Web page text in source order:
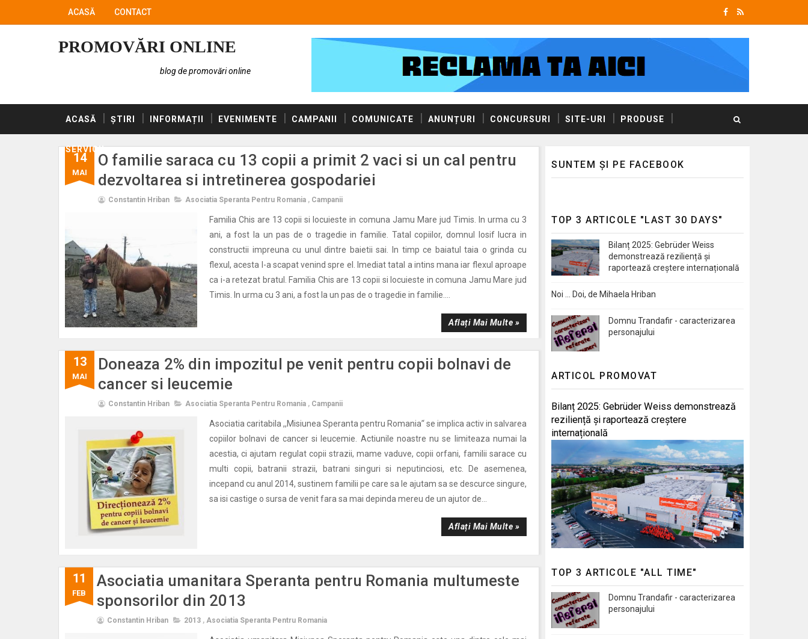
ACASĂ CONTACT
PROMOVĂRI ONLINE
blog de promovări online
ACASĂ ȘTIRI INFORMAȚII EVENIMENTE CAMPANII COMUNICATE ANUNȚURI CONCURSURI SITE-URI PRODUSE
SERVICII
14
MAI
O familie saraca cu 13 copii a primit 2 vaci si un cal pentru
dezvoltarea si intretinerea gospodariei
Constantin Hriban Asociatia Speranta Pentru Romania , Campanii
Familia Chis are 13 copii si locuieste in comuna Jamu Mare jud Timis. In urma cu 3
ani, a fost la un pas de o tragedie in familie. Tatal copiilor, domnul Iosif lucra in
constructii impreuna cu unul dintre baietii sai. In timp ce baiatul taia o grinda cu
flexul, acesta l-a scapat venind spre el. Imediat tatal a intins mana iar flexul aproape
ca i-a retezat bratul. Familia Chis are 13 copii si locuieste in comuna Jamu Mare jud
Timis. In urma cu 3 ani, a fost la un pas de o tragedie in familie....
Aflați Mai Multe »
13
MAI
Doneaza 2% din impozitul pe venit pentru copii bolnavi de
cancer si leucemie
Constantin Hriban Asociatia Speranta Pentru Romania , Campanii
Asociatia caritabila ,,Misiunea Speranta pentru Romania’‘ se implica activ in salvarea
copiilor bolnavi de cancer si leucemie. Actiunile noastre nu se limiteaza numai la
acestia, ci ajutam regulat copii strazii, mame vaduve, copii orfani, familii sarace cu
multi copii, batranii strazii, batrani singuri si neputinciosi, etc. De asemenea,
incepand cu anul 2014, sustinem familii pe care sa le ajutam sa se descurce singure,
sa isi castige o sursa de venit fara sa mai depinda mereu de un ajutor de...
Aflați Mai Multe »
11
FEB
Asociatia umanitara Speranta pentru Romania multumeste
sponsorilor din 2013
Constantin Hriban 2013 , Asociatia Speranta Pentru Romania
SUNTEM ȘI PE FACEBOOK
TOP 3 ARTICOLE "LAST 30 DAYS"
Bilanț 2025: Gebrüder Weiss
demonstrează reziliență și
raportează creștere internațională
Noi … Doi, de Mihaela Hriban
Domnu Trandafir - caracterizarea
personajului
ARTICOL PROMOVAT
Bilanț 2025: Gebrüder Weiss demonstrează
reziliență și raportează creștere
internațională
TOP 3 ARTICOLE "ALL TIME"
Domnu Trandafir - caracterizarea
personajului